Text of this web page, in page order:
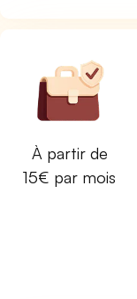
À partir de
15€ par mois